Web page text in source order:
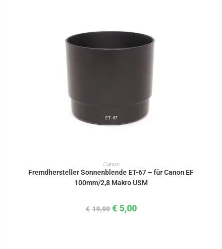
IN DEN WARENKORB
Canon
Fremdhersteller Sonnenblende ET-67 – für Canon EF
100mm/2,8 Makro USM
€ 19,99 € 5,00